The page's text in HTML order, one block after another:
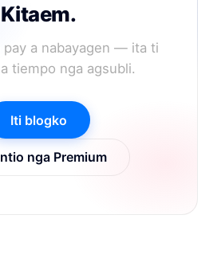
Kitaem.
pay a nabayagen — ita ti
tiempo nga agsubli.
Iti blogko
nga Premium